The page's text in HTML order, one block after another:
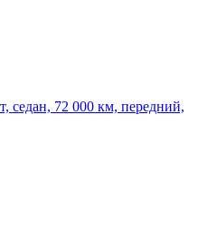
седан, 72 000 км, передний,